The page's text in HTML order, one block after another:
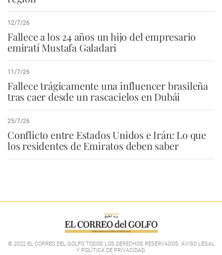
12/7/26
Fallece a los 24 años un hijo del empresario
emiratí Mustafa Galadari
11/7/26
Fallece trágicamente una influencer brasileña
tras caer desde un rascacielos en Dubái
25/7/26
Conflicto entre Estados Unidos e Irán: Lo que
los residentes de Emiratos deben saber
© 2022 EL CORREO DEL GOLFO TODOS LOS DERECHOS RESERVADOS. AVISO LEGAL
Y POLÍTICA DE PRIVACIDAD.